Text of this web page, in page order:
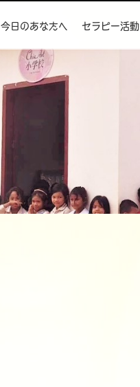
今日のあなたへ セラピー活動